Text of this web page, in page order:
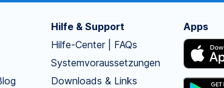
Hilfe & Support
Hilfe-Center | FAQs
Systemvoraussetzungen
Downloads & Links
Apps